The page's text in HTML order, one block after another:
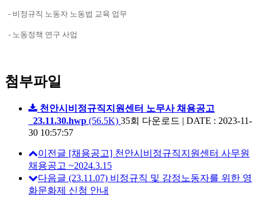
- 비정규직 노동자 노동법 교육 업무
- 노동정책 연구 사업
첨부파일
천안시비정규직지원센터 노무사 채용공고
_23.11.30.hwp (56.5K) 35회 다운로드 | DATE : 2023-11-
30 10:57:57
이전글 [채용공고] 천안시비정규직지원센터 사무원
채용공고 ~2024.3.15
다음글 (23.11.07) 비정규직 및 감정노동자를 위한 영
화문화제 신청 안내